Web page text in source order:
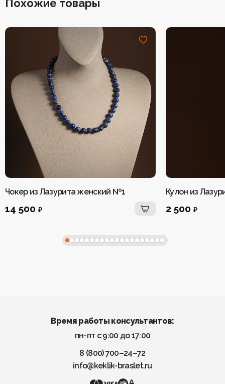
Похожие товары
Чокер из Лазурита женский №1
14 500 ₽
Кулон из
2 500 ₽
Время работы консультантов:
пн-пт с 9:00 до 17:00
8 (800) 700–24–72
info@keklik-braslet.ru